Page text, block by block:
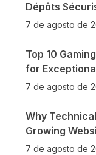
Dépôts
7 de agosto de
Top 10
for
7 de agosto de
Why
Growing
7 de agosto de